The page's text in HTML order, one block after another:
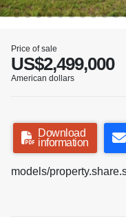
Price of sale
US$2,499,000
American dollars
Download
information
models/